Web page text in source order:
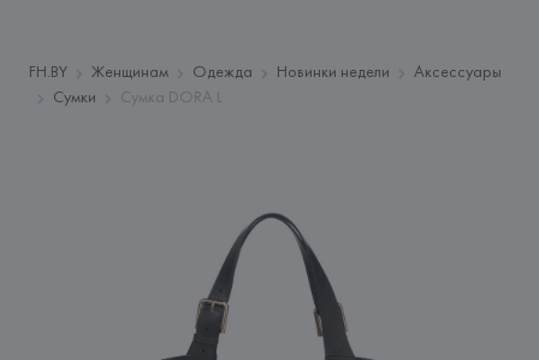
FH.BY Женщинам Одежда Новинки недели
Аксессуары
Сумки
Сумка DORA L